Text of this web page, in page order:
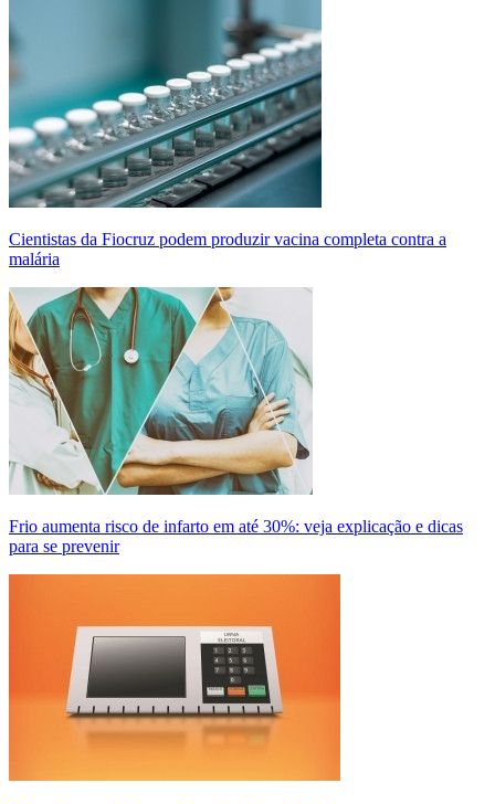
Cientistas da Fiocruz podem produzir vacina completa contra a
malária
Frio aumenta risco de infarto em até 30%: veja explicação e dicas
para se prevenir